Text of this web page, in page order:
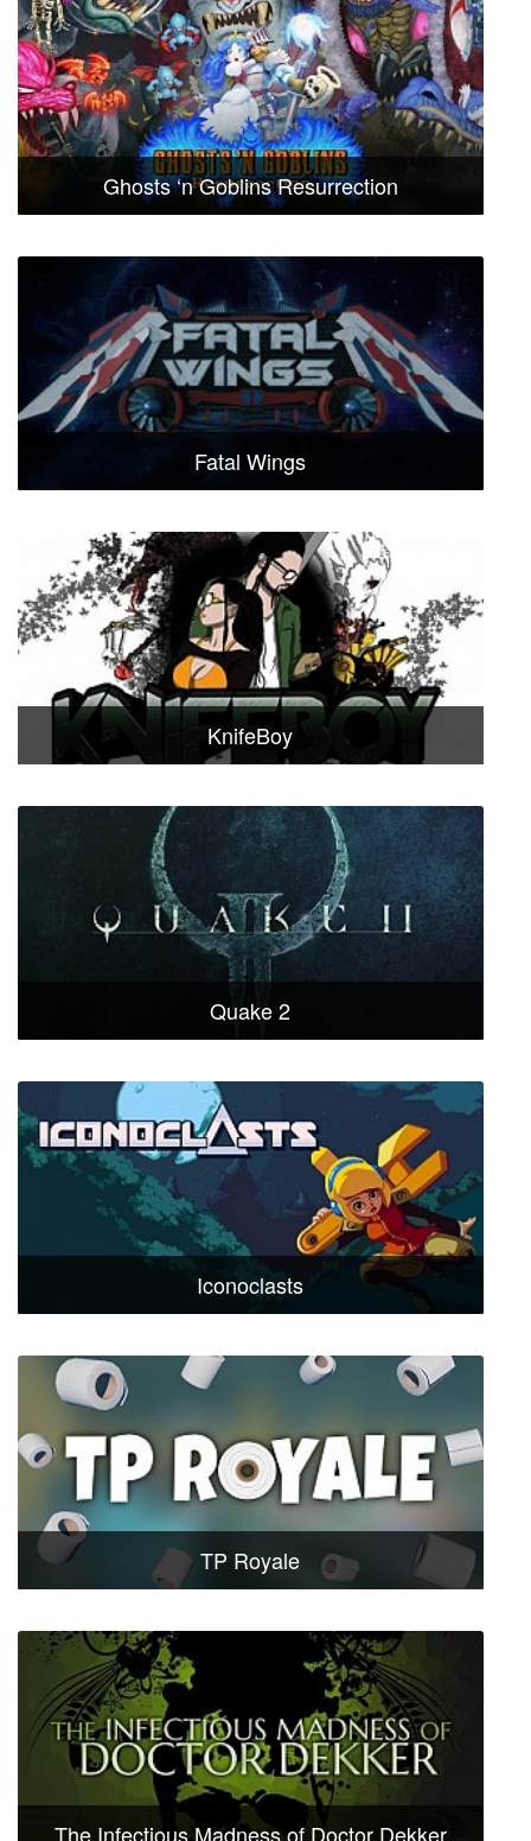
Ghosts ‘n Goblins Resurrection
Fatal Wings
KnifeBoy
Quake 2
Iconoclasts
TP Royale
The Infectious Madness of Doctor Dekker